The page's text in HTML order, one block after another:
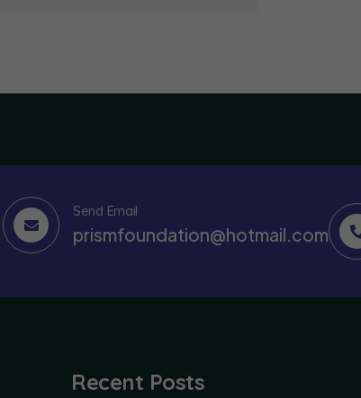
Send Email
prismfoundation@hotmail.com
Recent Posts